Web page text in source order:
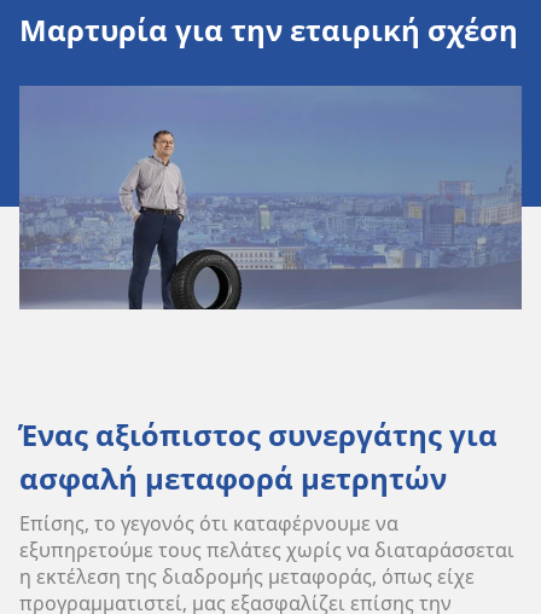
Μαρτυρία για την εταιρική σχέση
Ένας αξιόπιστος συνεργάτης για
ασφαλή μεταφορά μετρητών
Επίσης, το γεγονός ότι καταφέρνουμε να
εξυπηρετούμε τους πελάτες χωρίς να διαταράσσεται
η εκτέλεση της διαδρομής μεταφοράς, όπως είχε
προγραμματιστεί, μας εξασφαλίζει επίσης την